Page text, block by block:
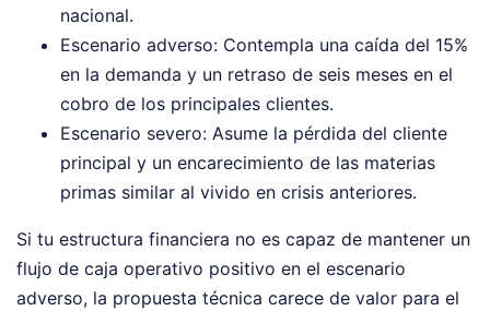
nacional.
Escenario adverso: Contempla una caída del 15%
en la demanda y un retraso de seis meses en el
cobro de los principales clientes.
Escenario severo: Asume la pérdida del cliente
principal y un encarecimiento de las materias
primas similar al vivido en crisis anteriores.
Si tu estructura financiera no es capaz de mantener un
flujo de caja operativo positivo en el escenario
adverso, la propuesta técnica carece de valor para el